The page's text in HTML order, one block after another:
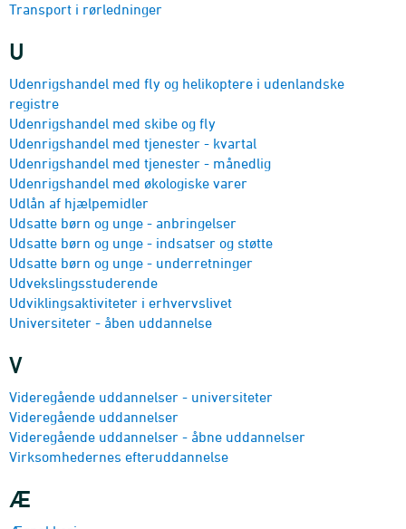
Transport i rørledninger
U
Udenrigs­handel med fly og helikoptere i udenlandske
registre
Udenrigs­handel med skibe og fly
Udenrigshandel med tjenester - kvartal
Udenrigshandel med tjenester - månedlig
Udenrigs­handel med økologiske varer
Udlån af hjælpemidler
Udsatte børn og unge - anbringelser
Udsatte børn og unge - indsatser og støtte
Udsatte børn og unge - underretninger
Udvekslings­studerende
Udviklingsaktiviteter i erhvervslivet
Universiteter - åben uddannelse
V
Videre­gående uddannelser - universitet­er
Videre­gående uddannels­er
Videregående uddannelser - åbne uddannelser
Virksomhedernes efteruddannelse
Æ